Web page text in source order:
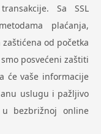
Sa SSL
plaćanja,
od početka
posvećeni zaštiti
će vaše informacije
uslugu i pažljivo
bezbrižnoj online